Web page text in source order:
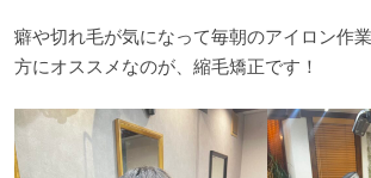
癖や切れ毛が気になって毎朝のアイロン作
方にオススメなのが、縮毛矯正です！